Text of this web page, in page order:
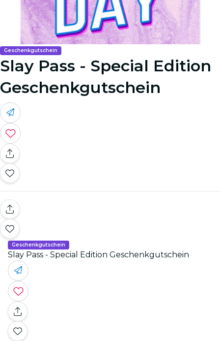
Geschenkgutschein
Slay Pass - Special Edition
Geschenkgutschein
Geschenkgutschein
Slay Pass - Special Edition Geschenkgutschein